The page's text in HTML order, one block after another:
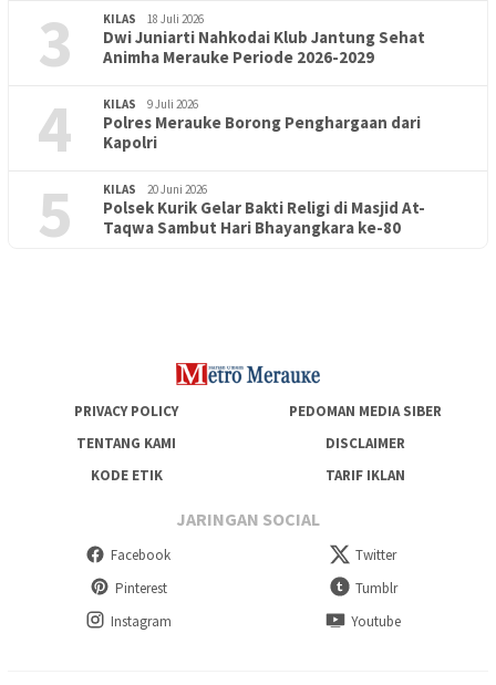
3 KILAS 18 Juli 2026
Dwi Juniarti Nahkodai Klub Jantung Sehat
Animha Merauke Periode 2026-2029
4 KILAS 9 Juli 2026
Polres Merauke Borong Penghargaan dari
Kapolri
5 KILAS 20 Juni 2026
Polsek Kurik Gelar Bakti Religi di Masjid At-
Taqwa Sambut Hari Bhayangkara ke-80
PENDIDIKAN 18 Juni 2026
Lepas Puluhan Peserta Didik, TK Yapis 2 Merauke Siapkan
PRIVACY POLICY
PEDOMAN MEDIA SIBER
TENTANG KAMI
DISCLAIMER
KODE ETIK
TARIF IKLAN
JARINGAN SOCIAL
Facebook
Twitter
Pinterest
Tumblr
Instagram
Youtube